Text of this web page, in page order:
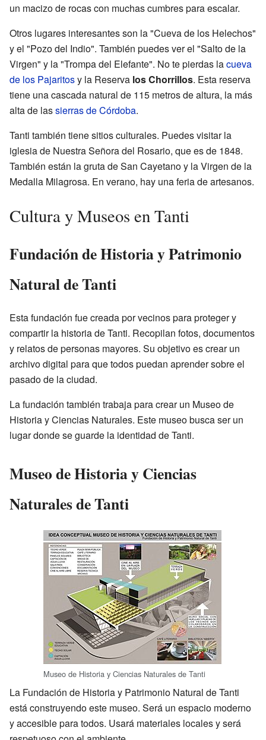
un macizo de rocas con muchas cumbres para escalar.
Otros lugares interesantes son la "Cueva de los Helechos"
y el "Pozo del Indio". También puedes ver el "Salto de la
Virgen" y la "Trompa del Elefante". No te pierdas lacueva
de los Pajaritosy la Reserva los Chorrillos. Esta reserva
tiene una cascada natural de 115 metros de altura, la más
alta de lassierras de Córdoba.
Tanti también tiene sitios culturales. Puedes visitar la
iglesia de Nuestra Señora del Rosario, que es de 1848.
También están la gruta de San Cayetano y la Virgen de la
Medalla Milagrosa. En verano, hay una feria de artesanos.
Cultura y Museos en Tanti
Fundación de Historia y Patrimonio
Natural de Tanti
Esta fundación fue creada por vecinos para proteger y
compartir la historia de Tanti. Recopilan fotos, documentos
y relatos de personas mayores. Su objetivo es crear un
archivo digital para que todos puedan aprender sobre el
pasado de la ciudad.
La fundación también trabaja para crear un Museo de
Historia y Ciencias Naturales. Este museo busca ser un
lugar donde se guarde la identidad de Tanti.
Museo de Historia y Ciencias
Naturales de Tanti
Museo de Historia y Ciencias Naturales de Tanti
La Fundación de Historia y Patrimonio Natural de Tanti
está construyendo este museo. Será un espacio moderno
y accesible para todos. Usará materiales locales y será